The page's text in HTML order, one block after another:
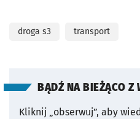
droga s3 transport
BĄDŹ NA BIEŻĄCO Z
Kliknij „obserwuj”, aby